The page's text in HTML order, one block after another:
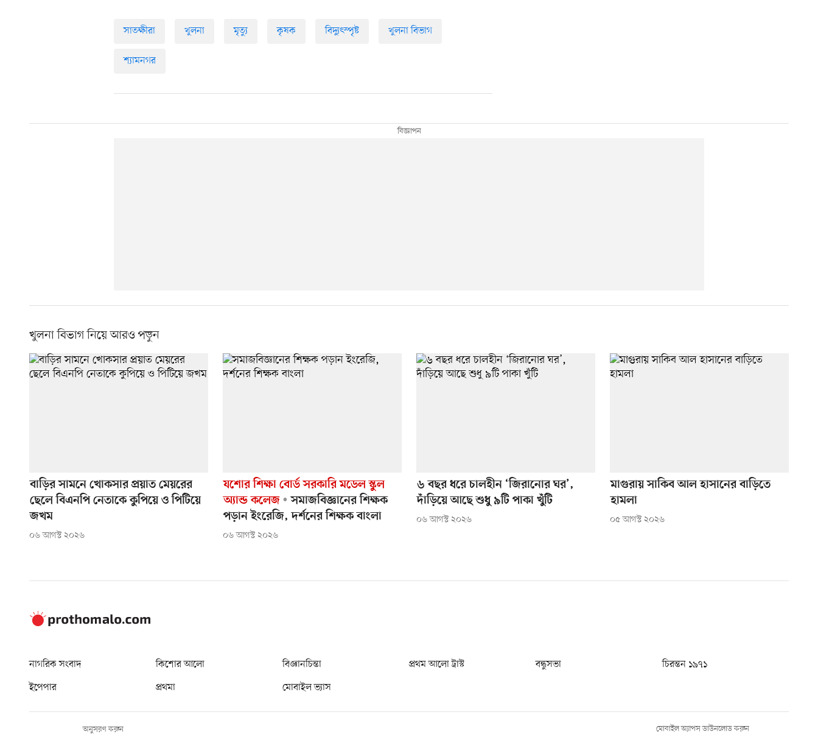
সাতক্ষীরা খুলনা মৃত্যু কৃষক বিদ্যুৎস্পৃষ্ট খুলনা বিভাগ
শ্যামনগর
খুলনা বিভাগ নিয়ে আরও পড়ুন
বাড়ির সামনে খোকসার প্রয়াত মেয়রের
ছেলে বিএনপি নেতাকে কুপিয়ে ও পিটিয়ে
জখম
০৬ আগস্ট ২০২৬
যশোর শিক্ষা বোর্ড সরকারি মডেল স্কুল
অ্যান্ড কলেজ
সমাজবিজ্ঞানের শিক্ষক
পড়ান ইংরেজি, দর্শনের শিক্ষক বাংলা
০৬ আগস্ট ২০২৬
৬ বছর ধরে চালহীন ‘জিরানোর ঘর’,
দাঁড়িয়ে আছে শুধু ৯টি পাকা খুঁটি
০৬ আগস্ট ২০২৬
মাগুরায় সাকিব আল হাসানের বাড়িতে
হামলা
০৫ আগস্ট ২০২৬
নাগরিক সংবাদ কিশোর আলো বিজ্ঞানচিন্তা প্রথম আলো ট্রাস্ট বন্ধুসভা
চিরন্তন ১৯৭১
ইপেপার
প্রথমা মোবাইল ভ্যাস
অনুসরণ করুন মোবাইল অ্যাপস ডাউনলোড করুন